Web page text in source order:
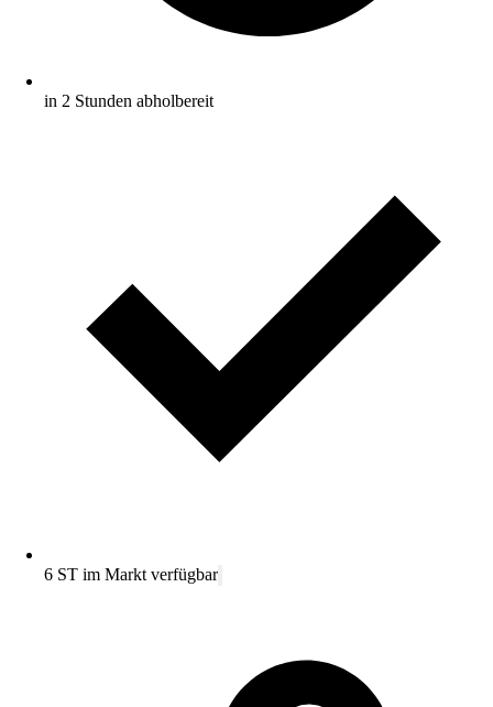
in 2 Stunden abholbereit
6 ST im Markt verfügbar